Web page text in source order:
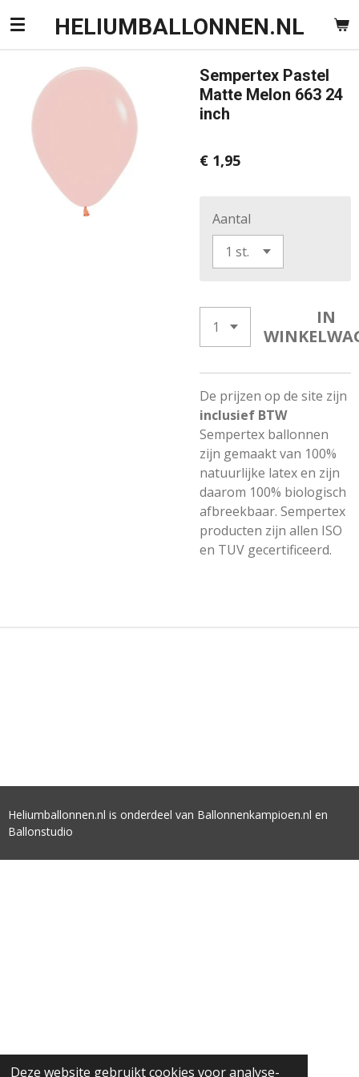
Deze website gebruikt cookies voor analyse-
Ga
direct
hoofdinhoud
HELIUMBALLONNEN.NL
Sempertex Pastel
Matte Melon 663 24
inch
€ 1,95
Aantal
IN
De prijzen op de site zijn
inclusief BTW
Sempertex ballonnen
zijn gemaakt van 100%
natuurlijke latex en zijn
daarom 100% biologisch
afbreekbaar. Sempertex
producten zijn allen ISO
en TUV gecertificeerd.
Heliumballonnen.nl is onderdeel van Ballonnenkampioen.nl en
Ballonstudio